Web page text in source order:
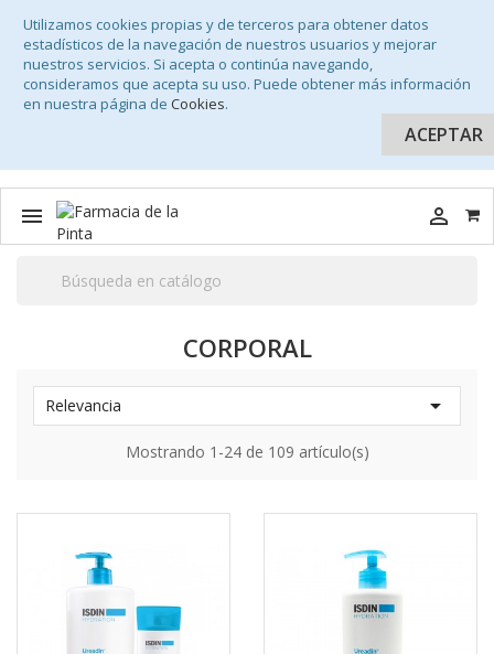
Utilizamos cookies propias y de terceros para obtener datos
estadísticos de la navegación de nuestros usuarios y mejorar
nuestros servicios. Si acepta o continúa navegando,
consideramos que acepta su uso. Puede obtener más información
en nuestra página de Cookies.
ACEPTAR
 
CORPORAL
Relevancia 
Mostrando 1-24 de 109 artículo(s)